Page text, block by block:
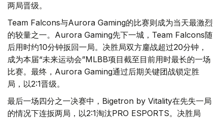
两局晋级。
Team Falcons与Aurora Gaming的比赛则成为当天最激烈
的较量之一。Aurora Gaming先下一城，Team Falcons随
后用时约10分钟扳回一局。决胜局双方鏖战超过20分钟，
成为本届“未来运动会”MLBB项目截至目前用时最长的一场
比赛。最终，Aurora Gaming通过后期关键团战锁定胜
局，以2:1晋级。
最后一场四分之一决赛中，Bigetron by Vitality在先失一局
的情况下连扳两局，以2:1淘汰PRO ESPORTS。决胜局